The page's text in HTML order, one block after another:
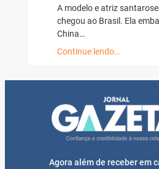
A modelo e atriz
chegou ao Brasil. Ela
China…
Continue lendo…
Agora além de receber em